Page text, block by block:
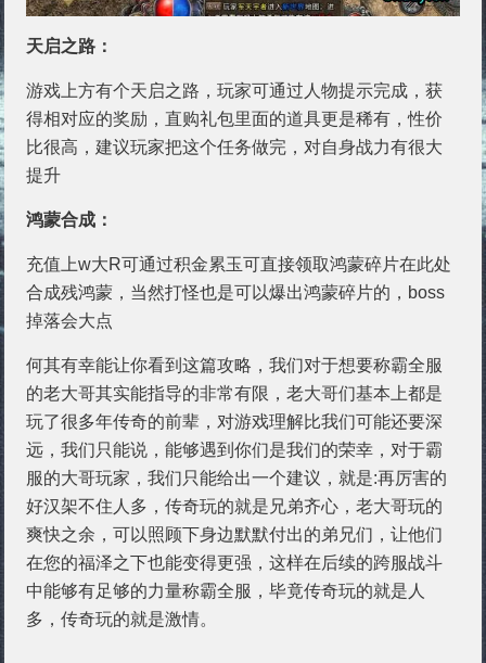
天启之路：
游戏上方有个天启之路，玩家可通过人物提示完成，获
得相对应的奖励，直购礼包里面的道具更是稀有，性价
比很高，建议玩家把这个任务做完，对自身战力有很大
提升
鸿蒙合成：
充值上w大R可通过积金累玉可直接领取鸿蒙碎片在此处
合成残鸿蒙，当然打怪也是可以爆出鸿蒙碎片的，boss
掉落会大点
何其有幸能让你看到这篇攻略，我们对于想要称霸全服
的老大哥其实能指导的非常有限，老大哥们基本上都是
玩了很多年传奇的前辈，对游戏理解比我们可能还要深
远，我们只能说，能够遇到你们是我们的荣幸，对于霸
服的大哥玩家，我们只能给出一个建议，就是:再厉害的
好汉架不住人多，传奇玩的就是兄弟齐心，老大哥玩的
爽快之余，可以照顾下身边默默付出的弟兄们，让他们
在您的福泽之下也能变得更强，这样在后续的跨服战斗
中能够有足够的力量称霸全服，毕竟传奇玩的就是人
多，传奇玩的就是激情。